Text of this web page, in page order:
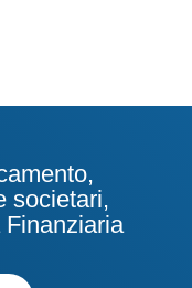
societari,
Finanziaria